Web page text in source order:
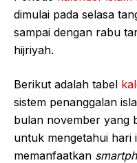
dimulai pada selasa
sampai dengan rabu
hijriyah.
Berikut adalah tabel
sistem penanggalan
bulan november yang
untuk mengetahui hari
memanfaatkan